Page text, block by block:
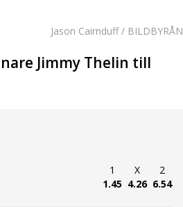
Jason Cairnduff / BILDBYRÅN
Jimmy Thelin till
1
1.45
X
4.26
2
6.54